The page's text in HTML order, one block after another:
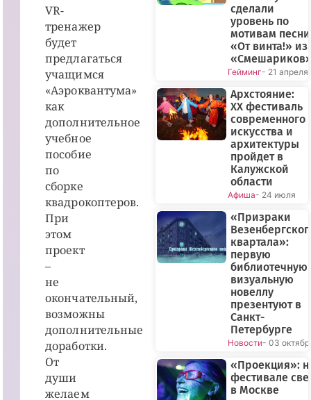
VR-
тренажер
будет
предлагаться
учащимся
«Аэроквантума»
как
дополнительное
учебное
пособие
по
сборке
квадрокоптеров.
При
этом
проект
–
не
окончательный,
возможны
дополнительные
доработки.
От
души
желаем
сделали
уровень по
мотивам песни
«От винта!» из
Гейминг- 21 апреля
Архстояние:
XX фестиваль
современного
искусства и
архитектуры
пройдет в
Калужской
области
Афиша- 24 июля
«Призраки
квартала»:
первую
библиотечную
визуальную
новеллу
презентуют в
Санкт-
Петербурге
Новости- 03
«Проекция»:
фестивале
в Москве